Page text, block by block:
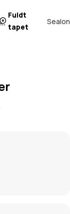
Fuldt
tapet
Sealon